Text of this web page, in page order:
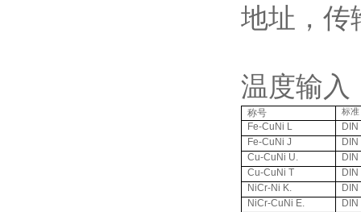
地址，传
温度输入
称号 标准
Fe-CuNi L
Fe-CuNi J
Cu-CuNi U.
Cu-CuNi T
NiCr-Ni K.
NiCr-CuNi E.